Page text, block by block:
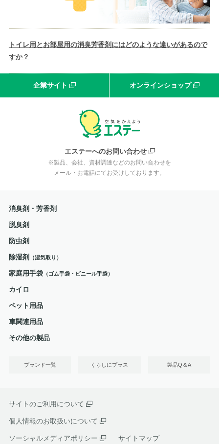
トイレ用とお部屋用の消臭芳香剤にはどのような違いがあるので
すか？
企業サイト オンラインショップ
エステーへのお問い合わせ
※製品、会社、資材調達などのお問い合わせを
メール・お電話にてお受けしております。
消臭剤・芳香剤
脱臭剤
防虫剤
除湿剤 （湿気取り）
家庭用手袋（ゴム手袋・ビニール手袋）
カイロ
ペット用品
車関連用品
その他の製品
ブランド一覧 くらしにプラス 製品Q＆A
サイトのご利用について
個人情報のお取扱いについて
ソーシャルメディアポリシー サイトマップ